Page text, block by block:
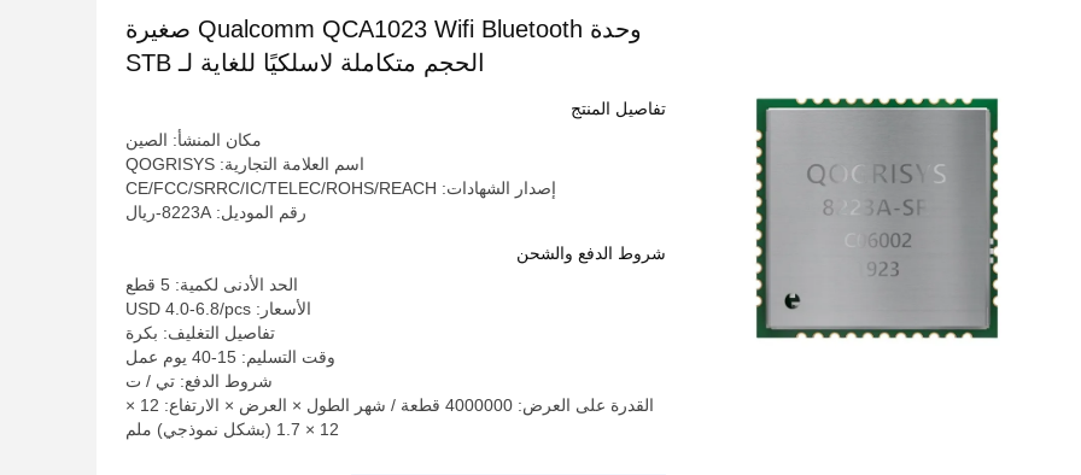
وحدة Qualcomm QCA1023 Wifi Bluetooth صغيرة
الحجم متكاملة لاسلكيًا للغاية لـ STB
تفاصيل المنتج
مكان المنشأ: الصين
اسم العلامة التجارية: QOGRISYS
إصدار الشهادات: CE/FCC/SRRC/IC/TELEC/ROHS/REACH
رقم الموديل: 8223A-ريال
شروط الدفع والشحن
الحد الأدنى لكمية: 5 قطع
الأسعار: USD 4.0-6.8/pcs
تفاصيل التغليف: بكرة
وقت التسليم: 15-40 يوم عمل
شروط الدفع: تي / ت
القدرة على العرض: 4000000 قطعة / شهر الطول × العرض × الارتفاع: 12 ×
12 × 1.7 (بشكل نموذجي) ملم